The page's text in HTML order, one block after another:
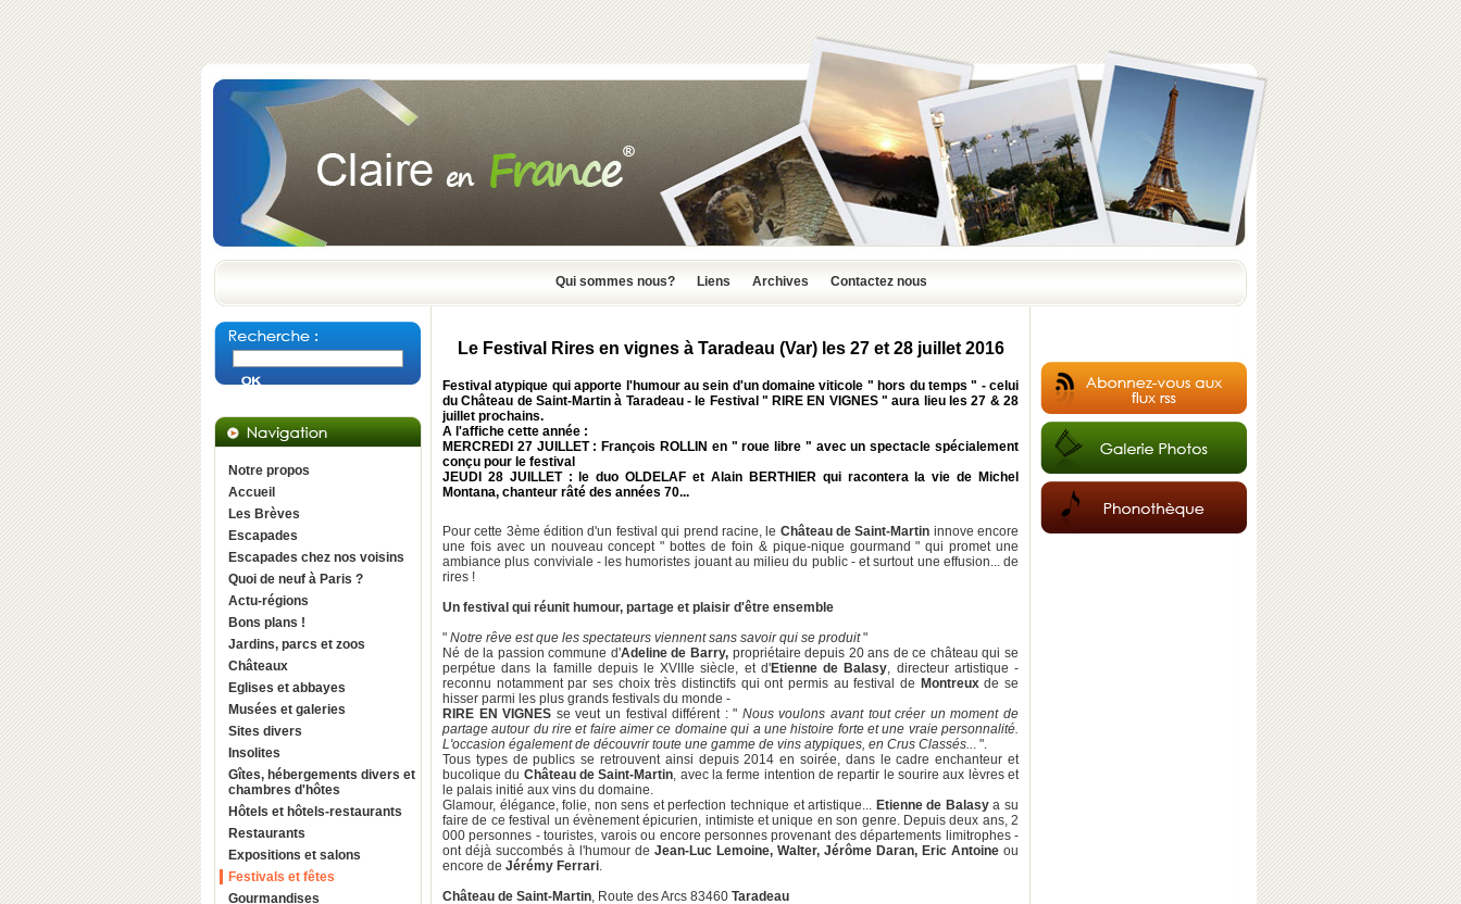
Qui sommes nous? Liens Archives Contactez nous
Notre propos
Accueil
Les Brèves
Escapades
Escapades chez nos voisins
Quoi de neuf à Paris ?
Actu-régions
Bons plans !
Jardins, parcs et zoos
Châteaux
Eglises et abbayes
Musées et galeries
Sites divers
Insolites
Gîtes, hébergements divers et
chambres d'hôtes
Hôtels et hôtels-restaurants
Restaurants
Expositions et salons
Festivals et fêtes
Gourmandises
Le Festival Rires en vignes à Taradeau (Var) les 27 et 28 juillet 2016
Festival atypique qui apporte l'humour au sein d'un domaine viticole " hors du temps " - celui
du Château de Saint-Martin à Taradeau - le Festival " RIRE EN VIGNES " aura lieu les 27 & 28
juillet prochains.
A l'affiche cette année :
MERCREDI 27 JUILLET : François ROLLIN en " roue libre " avec un spectacle spécialement
conçu pour le festival
JEUDI 28 JUILLET : le duoOLDELAF et Alain BERTHIERqui racontera la vie de Michel
Montana, chanteur râté des années 70...
Pour cette 3ème édition d'un festival qui prend racine, le Château de Saint-Martin innove encore
une fois avec un nouveau concept " bottes de foin & pique-nique gourmand " qui promet une
ambiance plus conviviale - les humoristes jouant au milieu du public - et surtout une effusion... de
rires !
Un festival qui réunit humour, partage et plaisir d'être ensemble
" Notre rêve est que les spectateurs viennent sans savoir qui se produit"
Né de la passion commune d'Adeline de Barry,propriétaire depuis 20 ans de ce château qui se
perpétue dans la famille depuis le XVIIIe siècle, et d'Etienne de Balasy, directeur artistique -
reconnu notamment par ses choix très distinctifs qui ont permis au festival de Montreuxde se
hisser parmi les plus grands festivals du monde -
RIRE EN VIGNES se veut un festival différent : " Nous voulons avant tout créer un moment de
partage autour du rire et faire aimer ce domaine qui a une histoire forte et une vraie personnalité.
L'occasion également de découvrir toute une gamme de vins atypiques, en Crus Classés... ".
Tous types de publics se retrouvent ainsi depuis 2014 en soirée, dans le cadre enchanteur et
bucolique du Château de Saint-Martin, avec la ferme intention de repartir le sourire aux lèvres et
le palais initié aux vins du domaine.
Glamour, élégance, folie, non sens et perfection technique et artistique... Etienne de Balasya su
faire de ce festival un évènement épicurien, intimiste et unique en son genre. Depuis deux ans, 2
000 personnes - touristes, varois ou encore personnes provenant des départements limitrophes -
ont déjà succombés à l'humour de Jean-Luc Lemoine, Walter, Jérôme Daran, Eric Antoine ou
encore de Jérémy Ferrari.
Château de Saint-Martin, Route des Arcs 83460 Taradeau